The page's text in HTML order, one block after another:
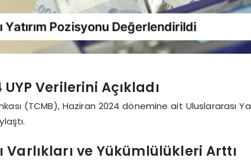
Verilerini Açıkladı
(TCMB), Haziran 2024 dönemine ait Uluslararası
Varlıkları ve Yükümlülükleri Arttı